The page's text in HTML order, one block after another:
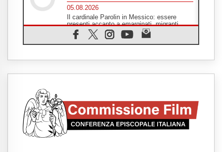
05.08.2026
Il cardinale Parolin in Messico: essere
presenti accanto a emarginati, migranti,
stranieri
05.08.2026
tira e molla delle trattative, vogliono pace
05.08.2026
05.08.2026
Santa Maria Maggiore, Makrickas: la grazia
di Dio scende ancora sul mondo
05.08.2026